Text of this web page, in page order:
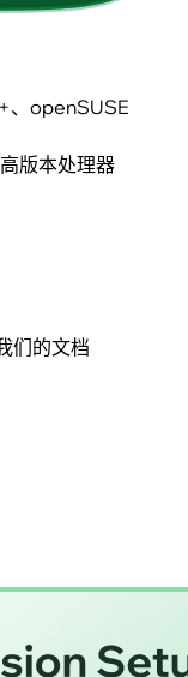
、openSUSE
版本处理器
们的文档